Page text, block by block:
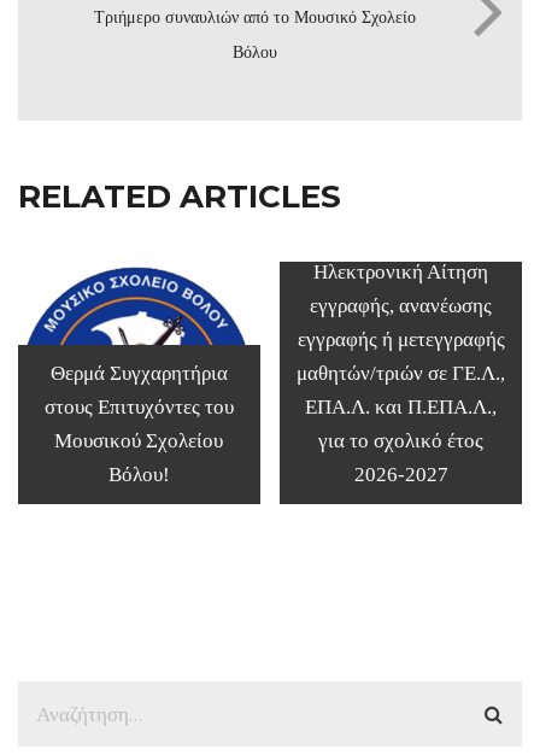
Τριήμερο συναυλιών από το Μουσικό Σχολείο
Βόλου
RELATED ARTICLES
Θερμά Συγχαρητήρια
στους Επιτυχόντες του
Μουσικού Σχολείου
Βόλου!
Ηλεκτρονική Αίτηση
εγγραφής, ανανέωσης
εγγραφής ή μετεγγραφής
μαθητών/τριών σε ΓΕ.Λ.,
ΕΠΑ.Λ. και Π.ΕΠΑ.Λ.,
για το σχολικό έτος
2026-2027